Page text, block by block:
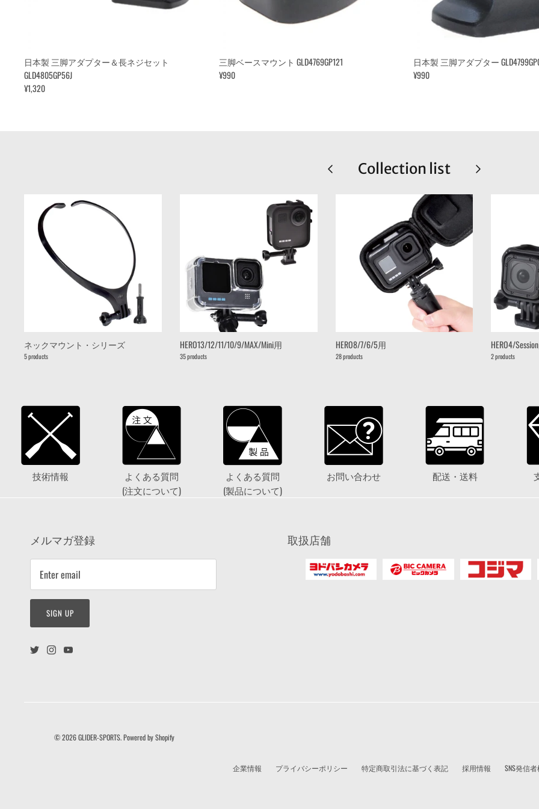
日本製 三脚アダプター＆長ネジセット
GLD4805GP56J
¥1,320
三脚ベースマウント GLD4769GP121
¥990
日本製 三脚アダプター
¥990
Collection list
ネックマウント・シリーズ
5 products
HERO13/12/11/10/9/MAX/Mini用
35 products
HERO8/7/6/5用
28 products
HERO4/
2 products
技術情報
よくある質問
(注文について)
よくある質問
(製品について)
お問い合わせ 配送・送料
メルマガ登録
SIGN UP
取扱店舗
企業情報 プライバシーポリシー 特定商取引法に基づく表記 採用情報 SNS発信
© 2026GLIDER-SPORTS.Powered by Shopify